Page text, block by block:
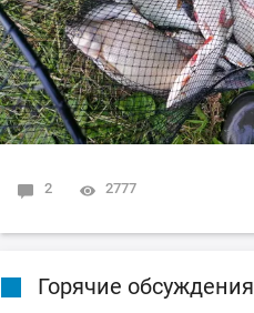
2 2777
Горячие обсуждения